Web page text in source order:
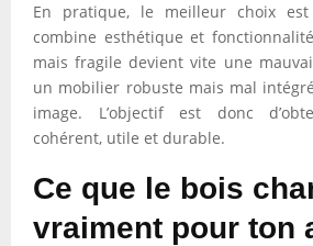
En pratique, le meilleur choix
combine esthétique et
mais fragile devient vite une
un mobilier robuste mais mal
image. L’objectif est donc
cohérent, utile et durable.
Ce que le bois
vraiment pour ton